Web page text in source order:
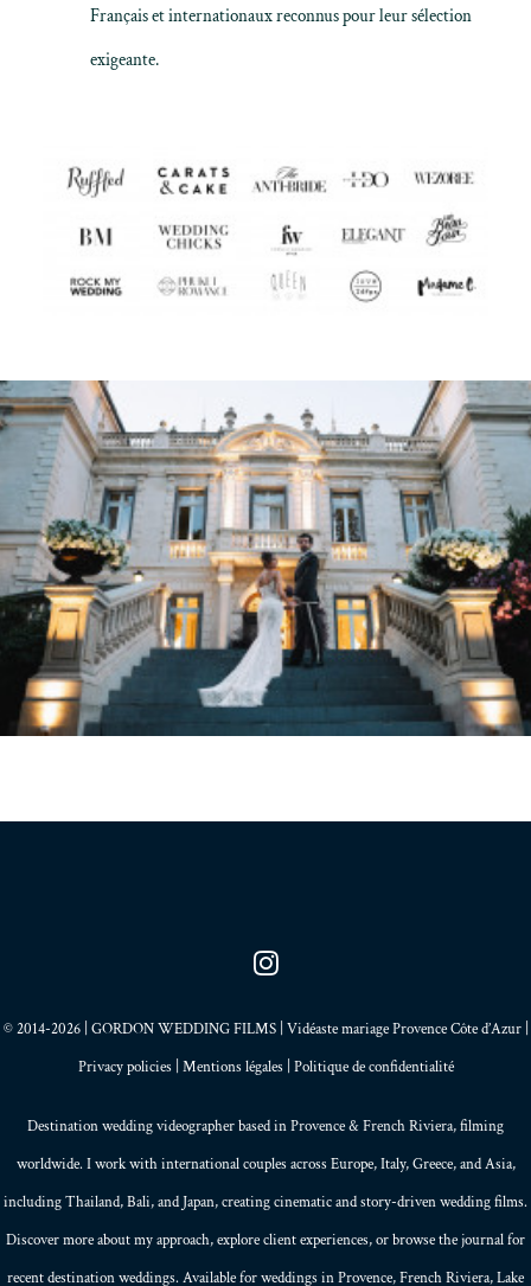
Français et internationaux reconnus pour leur sélection
exigeante.
© 2014-2026 | GORDON WEDDING FILMS | Vidéaste mariage Provence Côte d’Azur |
Privacy policies| Mentions légales| Politique de confidentialité
Destination wedding videographer based inProvence&French Riviera, filming
worldwide. I work with international couples across Europe,Italy,Greece, andAsia,
including Thailand,Bali, andJapan, creatingcinematic and story-driven wedding films.
Discover more about myapproach, exploreclient experiences, or browse thejournalfor
recent destination weddings. Available for weddings in Provence, French Riviera, Lake